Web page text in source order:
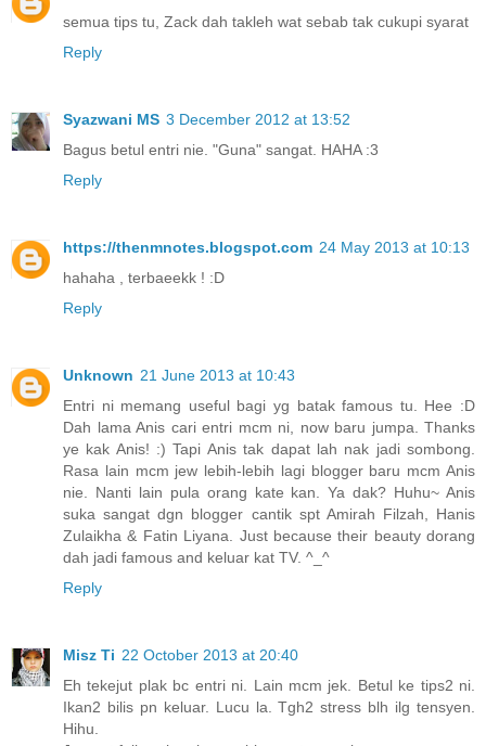
semua tips tu, Zack dah takleh wat sebab tak cukupi syarat
Reply
Syazwani MS 3 December 2012 at 13:52
Bagus betul entri nie. "Guna" sangat. HAHA :3
Reply
https://thenmnotes.blogspot.com 24 May 2013 at 10:13
hahaha , terbaeekk ! :D
Reply
Unknown 21 June 2013 at 10:43
Entri ni memang useful bagi yg batak famous tu. Hee :D
Dah lama Anis cari entri mcm ni, now baru jumpa. Thanks
ye kak Anis! :) Tapi Anis tak dapat lah nak jadi sombong.
Rasa lain mcm jew lebih-lebih lagi blogger baru mcm Anis
nie. Nanti lain pula orang kate kan. Ya dak? Huhu~ Anis
suka sangat dgn blogger cantik spt Amirah Filzah, Hanis
Zulaikha & Fatin Liyana. Just because their beauty dorang
dah jadi famous and keluar kat TV. ^_^
Reply
Misz Ti 22 October 2013 at 20:40
Eh tekejut plak bc entri ni. Lain mcm jek. Betul ke tips2 ni.
Ikan2 bilis pn keluar. Lucu la. Tgh2 stress blh ilg tensyen.
Hihu.